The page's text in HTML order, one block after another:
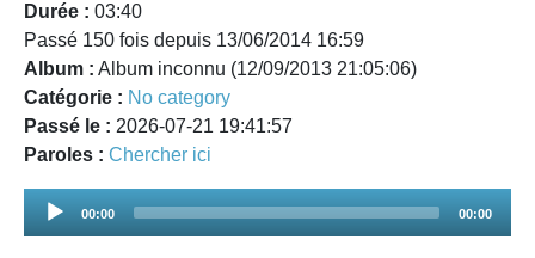
Durée : 03:40
Passé 150 fois depuis 13/06/2014 16:59
Album : Album inconnu (12/09/2013 21:05:06)
Catégorie : No category
Passé le : 2026-07-21 19:41:57
Paroles : Chercher ici
Audio
00:00 00:00